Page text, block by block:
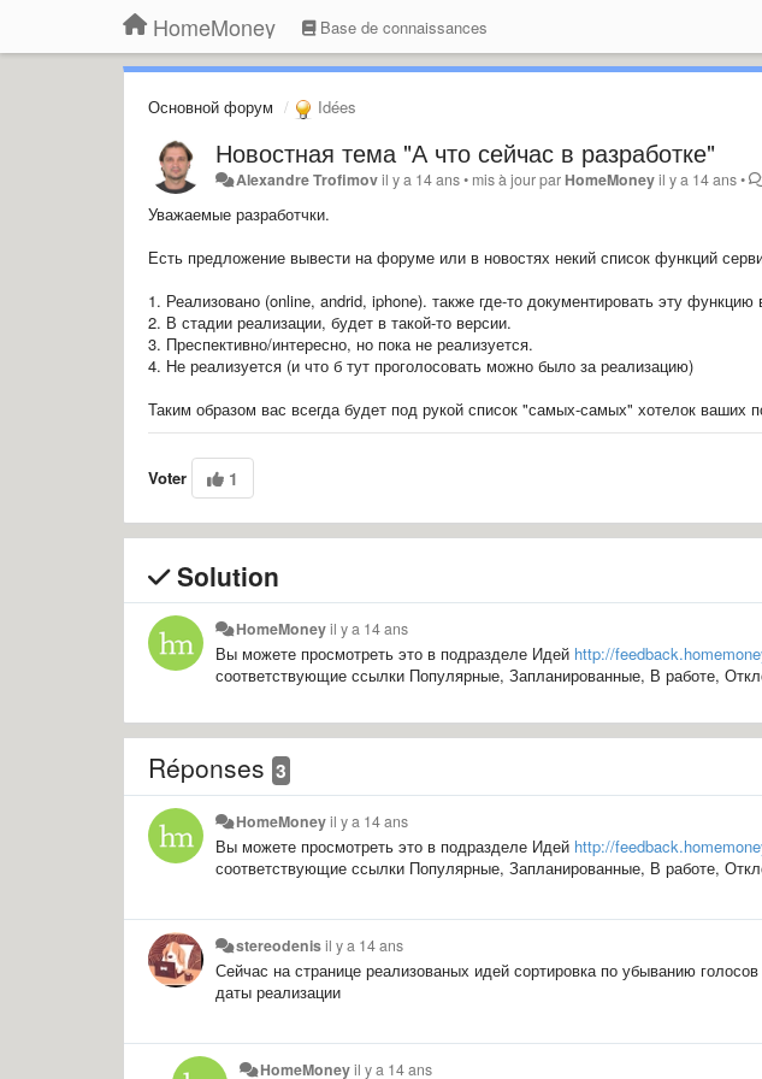
HomeMoney Base de connaissances
Основной форум Idées
Новостная тема "А что сейчас в разработке"
Alexandre Trofimovil y a 14 ans• mis à jour par HomeMoneyil y a 14 ans•
Уважаемые разработчки.
Есть предложение вывести на форуме или в новостях некий список функций
1. Реализовано (online, andrid, iphone). также где-то документировать эту функцию
2. В стадии реализации, будет в такой-то версии.
3. Преспективно/интересно, но пока не реализуется.
4. Не реализуется (и что б тут проголосовать можно было за реализацию)
Таким образом вас всегда будет под рукой список "самых-самых" хотелок ваших
Voter 1
Solution
HomeMoneyil y a 14 ans
Вы можете просмотреть это в подразделе Идей http://
соответствующие ссылки Популярные, Запланированные, В работе,
Réponses 3
HomeMoneyil y a 14 ans
Вы можете просмотреть это в подразделе Идей http://
соответствующие ссылки Популярные, Запланированные, В работе,
stereodenisil y a 14 ans
Сейчас на странице реализованых идей сортировка по убыванию
даты реализации
HomeMoneyil y a 14 ans